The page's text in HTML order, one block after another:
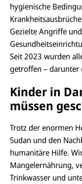
hygienische
Gezielte Angriffe
Seit 2023 wurden
getroffen – darunter
Kinder in
müssen
Trotz der enormen
Sudan und den
humanitäre Hilfe.
Mangelernährung,
Trinkwasser und